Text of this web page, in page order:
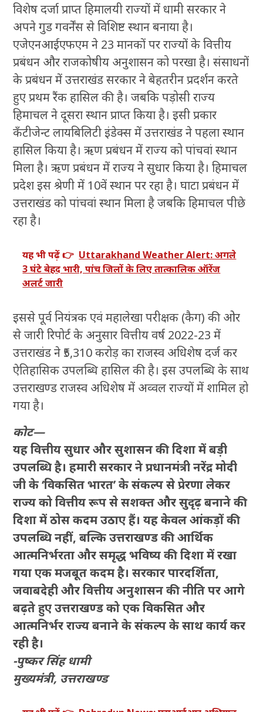
विशेष दर्जा प्राप्त हिमालयी राज्यों में धामी सरकार ने
अपने गुड गवर्नेंस से विशिष्ट स्थान बनाया है।
एजेएनआईएफएम ने 23 मानकों पर राज्यों के वित्तीय
प्रबंधन और राजकोषीय अनुशासन को परखा है। संसाधनों
के प्रबंधन में उत्तराखंड सरकार ने बेहतरीन प्रदर्शन करते
हुए प्रथम रैंक हासिल की है। जबकि पड़ोसी राज्य
हिमाचल ने दूसरा स्थान प्राप्त किया है। इसी प्रकार
कँटीजेन्ट लायबिलिटी इंडेक्स में उत्तराखंड ने पहला स्थान
हासिल किया है। ऋण प्रबंधन में राज्य को पांचवां स्थान
मिला है। ऋण प्रबंधन में राज्य ने सुधार किया है। हिमाचल
प्रदेश इस श्रेणी में 10वें स्थान पर रहा है। घाटा प्रबंधन में
उत्तराखंड को पांचवां स्थान मिला है जबकि हिमाचल पीछे
रहा है।
यह भी पढ़ें 👉 Uttarakhand Weather Alert: अगले
3 घंटे बेहद भारी, पांच जिलों के लिए तात्कालिक ऑरेंज
अलर्ट जारी
इससे पूर्व नियंत्रक एवं महालेखा परीक्षक (कैग) की ओर
से जारी रिपोर्ट के अनुसार वित्तीय वर्ष 2022-23 में
उत्तराखंड ने ₹5,310 करोड़ का राजस्व अधिशेष दर्ज कर
ऐतिहासिक उपलब्धि हासिल की है। इस उपलब्धि के साथ
उत्तराखण्ड राजस्व अधिशेष में अव्वल राज्यों में शामिल हो
गया है।
कोट—
यह वित्तीय सुधार और सुशासन की दिशा में बड़ी
उपलब्धि है। हमारी सरकार ने प्रधानमंत्री नरेंद्र मोदी
जी के ‘विकसित भारत’ के संकल्प से प्रेरणा लेकर
राज्य को वित्तीय रूप से सशक्त और सुदृढ़ बनाने की
दिशा में ठोस कदम उठाए हैं। यह केवल आंकड़ों की
उपलब्धि नहीं, बल्कि उत्तराखण्ड की आर्थिक
आत्मनिर्भरता और समृद्ध भविष्य की दिशा में रखा
गया एक मजबूत कदम है। सरकार पारदर्शिता,
जवाबदेही और वित्तीय अनुशासन की नीति पर आगे
बढ़ते हुए उत्तराखण्ड को एक विकसित और
आत्मनिर्भर राज्य बनाने के संकल्प के साथ कार्य कर
रही है।
-पुष्कर सिंह धामी
मुख्यमंत्री, उत्तराखण्ड